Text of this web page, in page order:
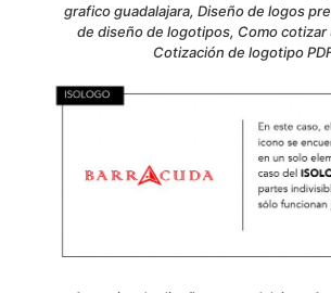
grafico guadalajara, Diseño de logos
de diseño de logotipos, Como cotizar
Cotización de logotipo